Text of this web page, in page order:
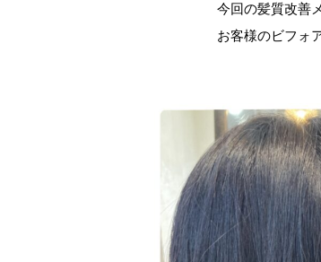
今回の髪質改善
お客様のビフォ